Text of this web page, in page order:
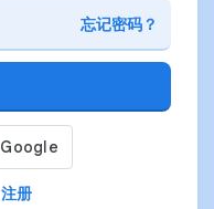
忘记密码？
注册